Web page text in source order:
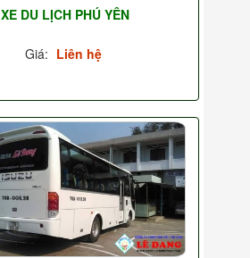
XE DU LỊCH PHÚ YÊN
Giá: Liên hệ